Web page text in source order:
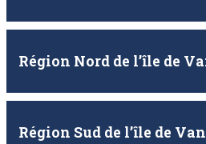
Région Nord de l’île de
Région Sud de l’île de